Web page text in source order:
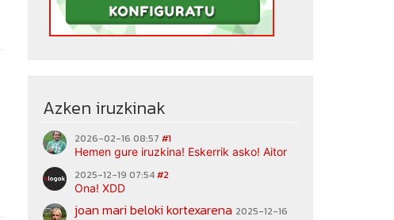
Azken iruzkinak
2026-02-16 08:57 #1
Hemen gure iruzkina! Eskerrik asko! Aitor
2025-12-19 07:54#2
Ona! XDD
joan mari beloki kortexarena 2025-12-16